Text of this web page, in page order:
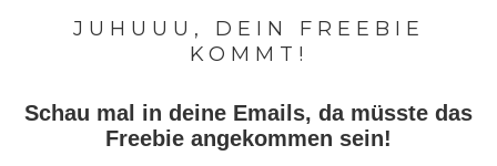
JUHUUU, DEIN FREEBIE
KOMMT!
Schau mal in deine Emails, da müsste das
Freebie angekommen sein!